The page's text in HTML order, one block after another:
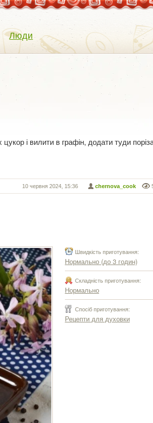
Люди
і вилити в графін, додати туди
chernova_cook
10 червня 2024, 15:36
Швидкість приготування:
Нормально (до 3 годин)
Складність приготування:
Нормально
Спосіб приготування:
Рецепти для духовки